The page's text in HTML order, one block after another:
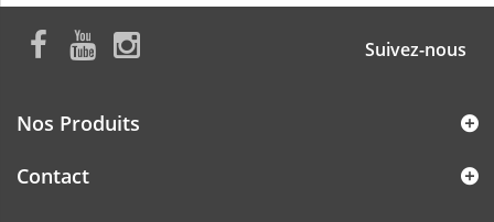
Suivez-nous
Nos Produits
Contact